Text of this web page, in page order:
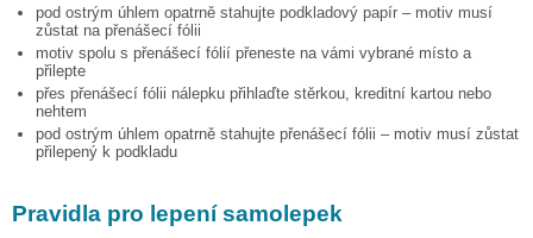
pod ostrým úhlem opatrně stahujte podkladový papír – motiv musí
zůstat na přenášecí fólii
motiv spolu s přenášecí fólií přeneste na vámi vybrané místo a
přilepte
přes přenášecí fólii nálepku přihlaďte stěrkou, kreditní kartou nebo
nehtem
pod ostrým úhlem opatrně stahujte přenášecí fólii – motiv musí zůstat
přilepený k podkladu
Pravidla pro lepení samolepek